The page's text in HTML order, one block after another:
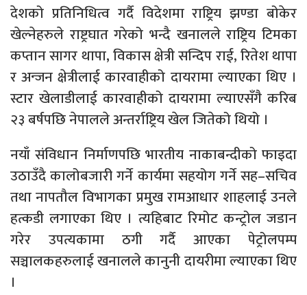
देशको प्रतिनिधित्व गर्दै विदेशमा राष्ट्रिय झण्डा बोकेर
खेल्नेहरुले राष्ट्रघात गरेको भन्दै खनालले राष्ट्रिय टिमका
कप्तान सागर थापा, विकास क्षेत्री सन्दिप राई, रितेश थापा
र अन्जन क्षेत्रीलाई कारवाहीको दायरामा ल्याएका थिए ।
स्टार खेलाडीलाई कारवाहीको दायरामा ल्याएसँगै करिब
२३ बर्षपछि नेपालले अन्तर्राष्ट्रिय खेल जितेको थियो ।
नयाँ संविधान निर्माणपछि भारतीय नाकाबन्दीको फाइदा
उठाउँदै कालोबजारी गर्ने कार्यमा सहयोग गर्ने सह–सचिव
तथा नापतौल विभागका प्रमुख रामआधार शाहलाई उनले
हत्कडी लगाएका थिए । त्यहिबाट रिमोट कन्ट्रोल जडान
गरेर उपत्यकामा ठगी गर्दै आएका पेट्रोलपम्प
सञ्चालकहरुलाई खनालले कानुनी दायरीमा ल्याएका थिए
।